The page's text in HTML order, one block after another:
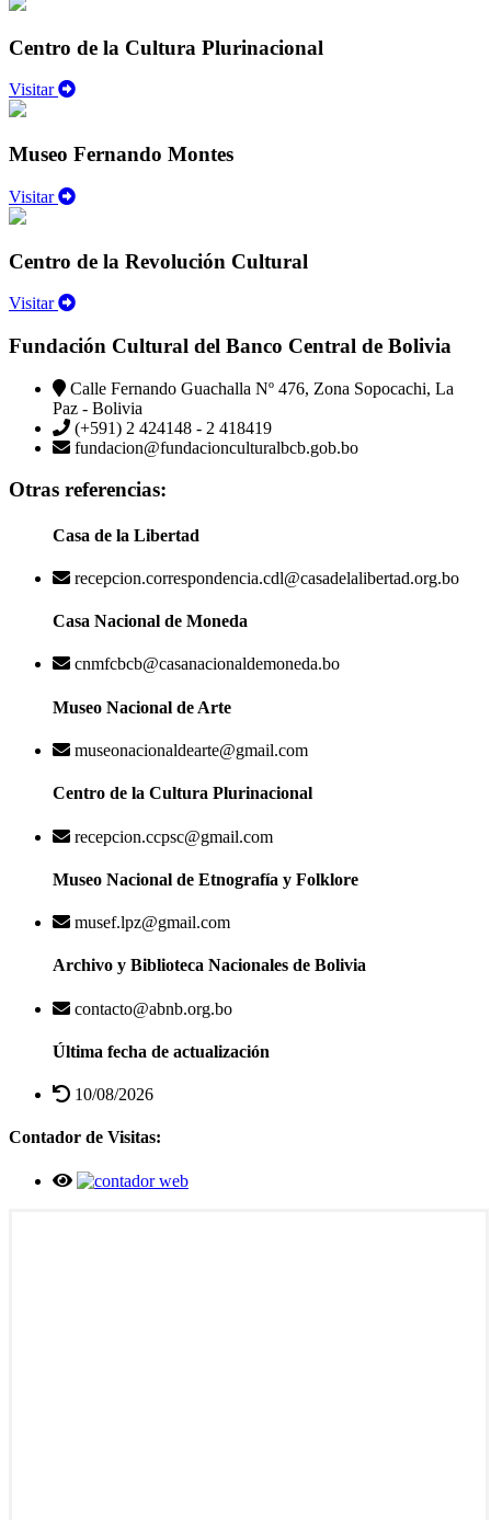
Centro de la Cultura Plurinacional
Visitar
Museo Fernando Montes
Visitar
Centro de la Revolución Cultural
Visitar
Fundación Cultural del Banco Central de Bolivia
Calle Fernando Guachalla Nº 476, Zona Sopocachi, La
Paz - Bolivia
(+591) 2 424148 - 2 418419
fundacion@fundacionculturalbcb.gob.bo
Otras referencias:
Casa de la Libertad
recepcion.correspondencia.cdl@casadelalibertad.org.bo
Casa Nacional de Moneda
cnmfcbcb@casanacionaldemoneda.bo
Museo Nacional de Arte
museonacionaldearte@gmail.com
Centro de la Cultura Plurinacional
recepcion.ccpsc@gmail.com
Museo Nacional de Etnografía y Folklore
musef.lpz@gmail.com
Archivo y Biblioteca Nacionales de Bolivia
contacto@abnb.org.bo
Última fecha de actualización
10/08/2026
Contador de Visitas: